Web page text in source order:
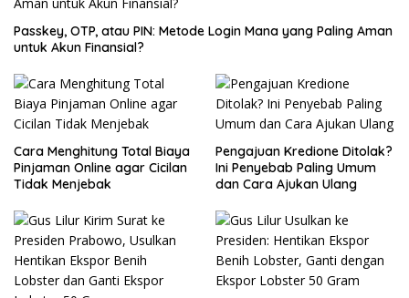
Passkey, OTP, atau PIN: Metode Login Mana yang Paling Aman
untuk Akun Finansial?
Cara Menghitung Total Biaya
Pinjaman Online agar Cicilan
Tidak Menjebak
Pengajuan Kredione Ditolak?
Ini Penyebab Paling Umum
dan Cara Ajukan Ulang